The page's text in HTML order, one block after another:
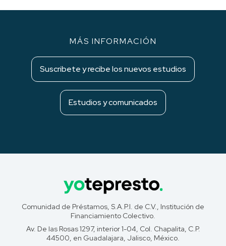
MÁS INFORMACIÓN
Suscribete y recibe los nuevos estudios
Estudios y comunicados
Comunidad de Préstamos, S.A.P.I. de C.V., Institución de
Financiamiento Colectivo.
Av. De las Rosas 1297, interior 1-04, Col. Chapalita, C.P.
44500, en Guadalajara, Jalisco, México.